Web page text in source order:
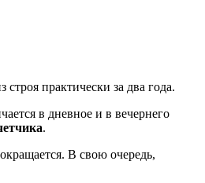
практически за два года.
в дневное и в вечернего
.
В свою очередь,